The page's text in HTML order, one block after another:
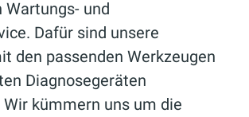
und
Dafür sind unsere
den passenden Werkzeugen
Diagnosegeräten
kümmern uns um die